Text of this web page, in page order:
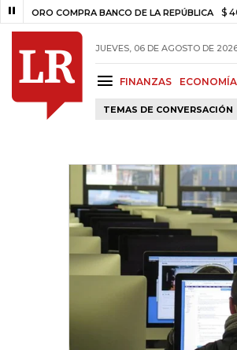
ORO COMPRA BANCO DE LA REPÚBLICA $
JUEVES, 06 DE AGOSTO DE
FINANZAS ECONOMÍA
TEMAS DE CONVERSACIÓN